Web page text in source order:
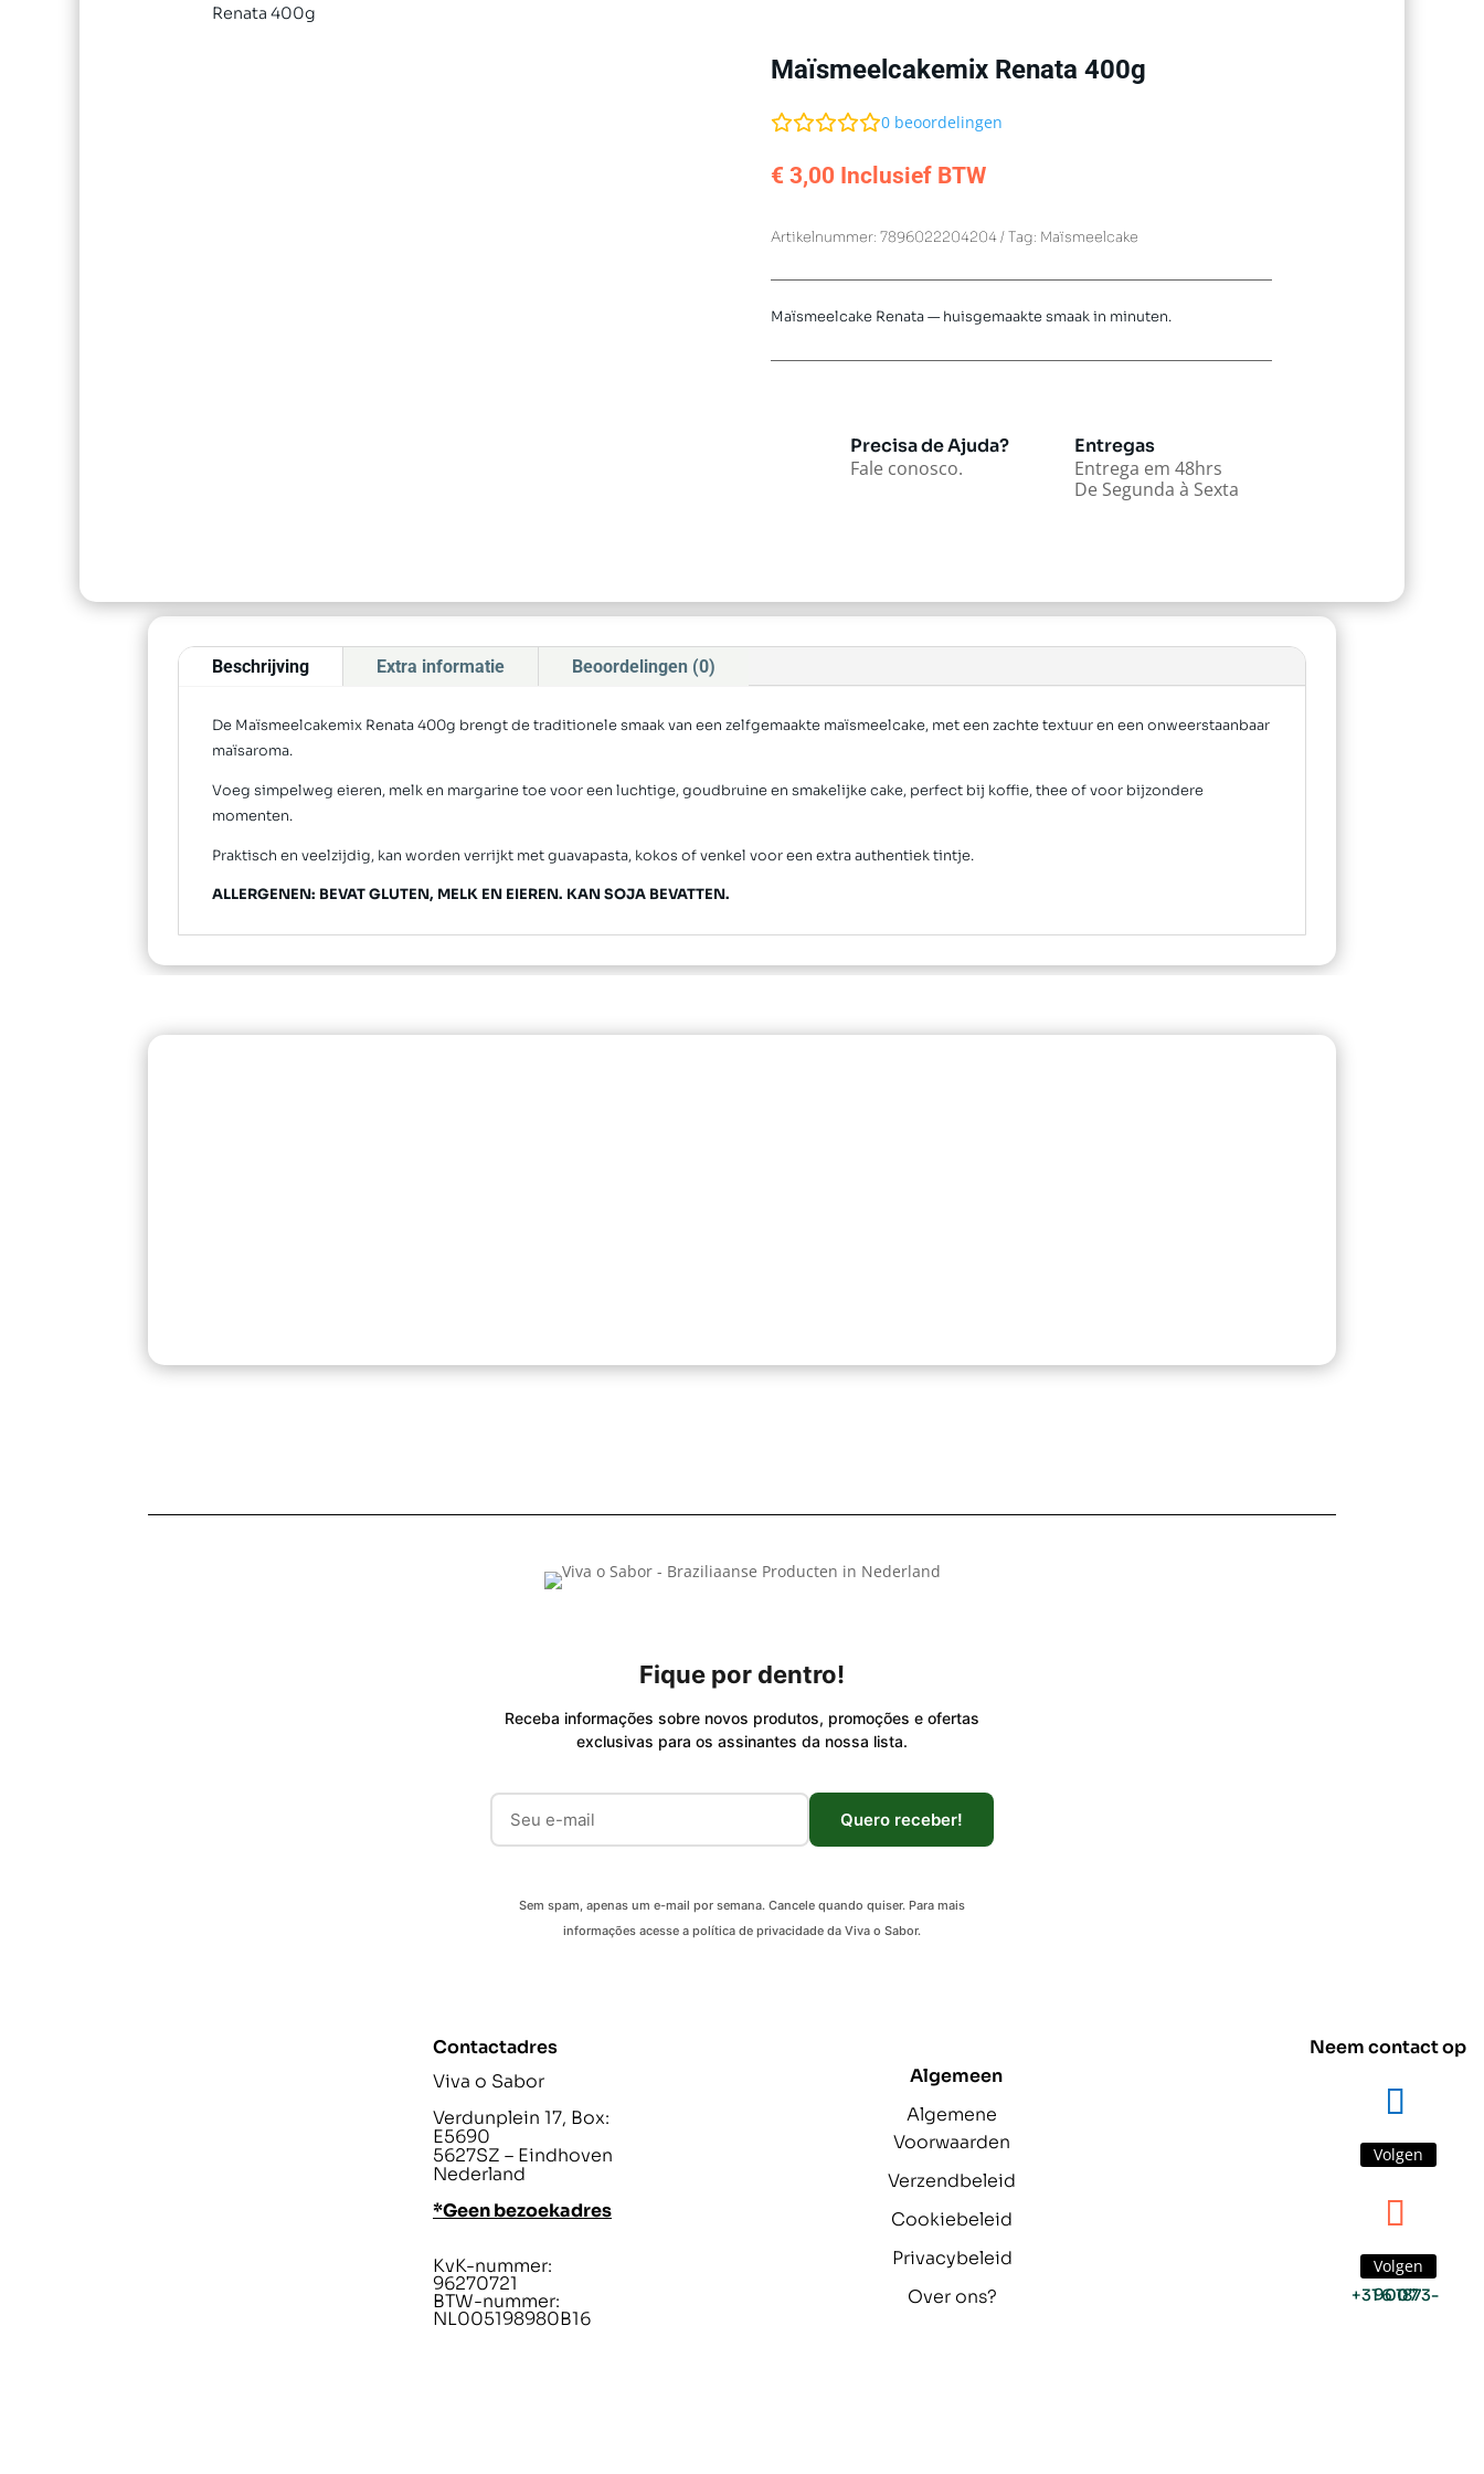
Renata 400g
Maïsmeelcakemix Renata 400g
0 beoordelingen
€ 3,00 Inclusief BTW
Artikelnummer:7896022204204 Tag: Maïsmeelcake
Maïsmeelcake Renata — huisgemaakte smaak in minuten.
Precisa de Ajuda?
Fale conosco.
Entregas
Entrega em 48hrs
De Segunda à Sexta
Beschrijving Extra informatie Beoordelingen (0)
De Maïsmeelcakemix Renata 400g brengt de traditionele smaak van een zelfgemaakte maïsmeelcake, met een zachte textuur en een onweerstaanbaar
maïsaroma.
Voeg simpelweg eieren, melk en margarine toe voor een luchtige, goudbruine en smakelijke cake, perfect bij koffie, thee of voor bijzondere
momenten.
Praktisch en veelzijdig, kan worden verrijkt met guavapasta, kokos of venkel voor een extra authentiek tintje.
ALLERGENEN: BEVAT GLUTEN, MELK EN EIEREN. KAN SOJA BEVATTEN.
Fique por dentro!
Receba informações sobre novos produtos, promoções e ofertas
exclusivas para os assinantes da nossa lista.
Quero receber!
Sem spam, apenas um e-mail por semana. Cancele quando quiser. Para mais
informações acesse a política de privacidade da Viva o Sabor.
Contactadres
Viva o Sabor
Verdunplein 17, Box:
E5690
5627SZ – Eindhoven
Nederland
*Geen bezoekadres
KvK-nummer:
96270721
BTW-nummer:
NL005198980B16
Algemeen
Algemene
Voorwaarden
Verzendbeleid
Cookiebeleid
Privacybeleid
Over ons?
Neem contact op
Volgen
Volgen
+31 6 1873-9007